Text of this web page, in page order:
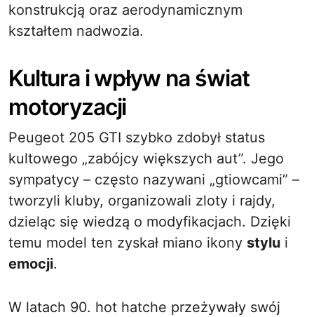
konstrukcją oraz aerodynamicznym
kształtem nadwozia.
Kultura i wpływ na świat
motoryzacji
Peugeot 205 GTI szybko zdobył status
kultowego „zabójcy większych aut”. Jego
sympatycy – często nazywani „gtiowcami” –
tworzyli kluby, organizowali zloty i rajdy,
dzieląc się wiedzą o modyfikacjach. Dzięki
temu model ten zyskał miano ikony stylu i
emocji.
W latach 90. hot hatche przeżywały swój